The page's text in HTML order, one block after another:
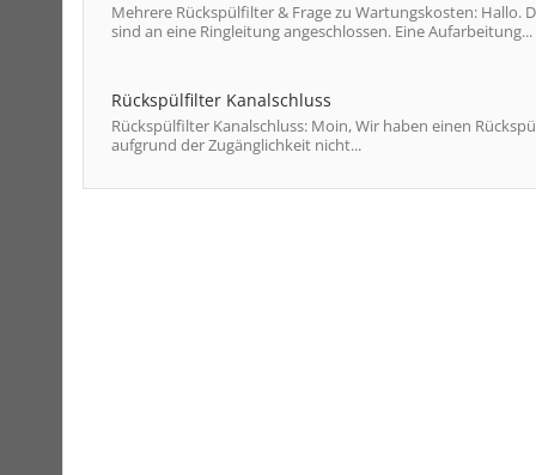
Mehrere Rückspülfilter & Frage zu Wartungskosten: Hallo.
sind an eine Ringleitung angeschlossen. Eine Aufarbeitung...
Rückspülfilter Kanalschluss
Rückspülfilter Kanalschluss: Moin, Wir haben einen
aufgrund der Zugänglichkeit nicht...